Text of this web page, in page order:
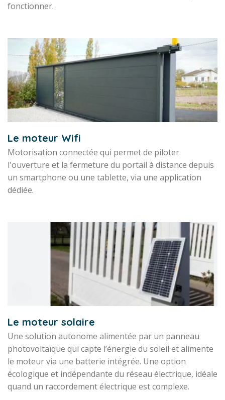
fonctionner.
Le moteur Wifi
Motorisation connectée qui permet de piloter
l'ouverture et la fermeture du portail à distance depuis
un smartphone ou une tablette, via une application
dédiée.
Le moteur solaire
Une solution autonome alimentée par un panneau
photovoltaïque qui capte l’énergie du soleil et alimente
le moteur via une batterie intégrée. Une option
écologique et indépendante du réseau électrique, idéale
quand un raccordement électrique est complexe.